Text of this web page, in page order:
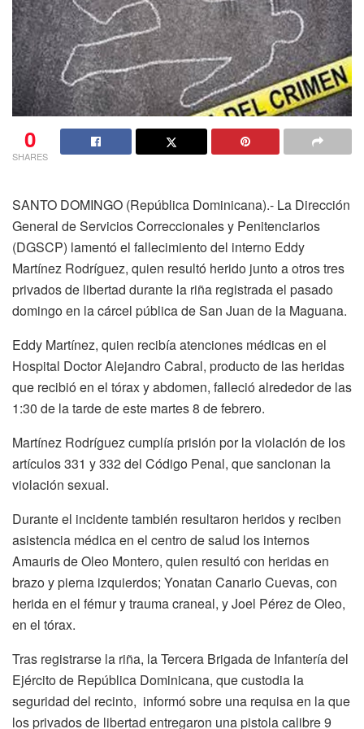
0
SHARES
SANTO DOMINGO (República Dominicana).- La Dirección
General de Servicios Correccionales y Penitenciarios
(DGSCP) lamentó el fallecimiento del interno Eddy
Martínez Rodríguez, quien resultó herido junto a otros tres
privados de libertad durante la riña registrada el pasado
domingo en la cárcel pública de San Juan de la Maguana.
Eddy Martínez, quien recibía atenciones médicas en el
Hospital Doctor Alejandro Cabral, producto de las heridas
que recibió en el tórax y abdomen, falleció alrededor de las
1:30 de la tarde de este martes 8 de febrero.
Martínez Rodríguez cumplía prisión por la violación de los
artículos 331 y 332 del Código Penal, que sancionan la
violación sexual.
Durante el incidente también resultaron heridos y reciben
asistencia médica en el centro de salud los internos
Amauris de Oleo Montero, quien resultó con heridas en
brazo y pierna izquierdos; Yonatan Canario Cuevas, con
herida en el fémur y trauma craneal, y Joel Pérez de Oleo,
en el tórax.
Tras registrarse la riña, la Tercera Brigada de Infantería del
Ejército de República Dominicana, que custodia la
seguridad del recinto, informó sobre una requisa en la que
los privados de libertad entregaron una pistola calibre 9